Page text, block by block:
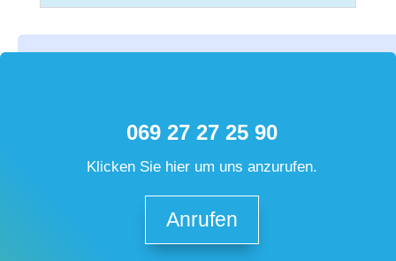
069 27 27 25 90
Klicken Sie hier um uns anzurufen.
Anrufen